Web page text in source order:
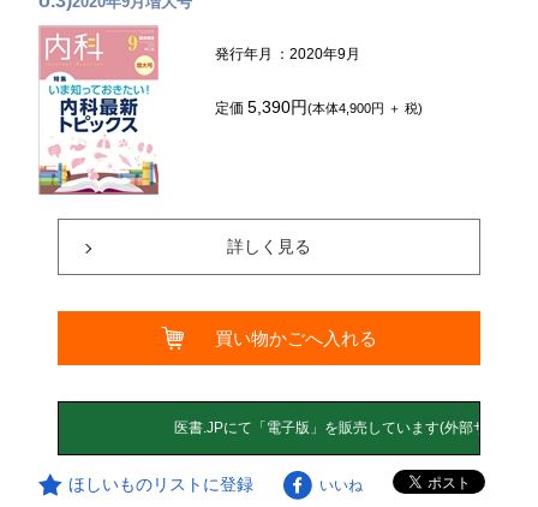
発行年月 ：2020年9月
定価5,390円(本体4,900円 ＋ 税)
詳しく見る
買い物かごへ入れる
ほしいものリストに登録 いいね